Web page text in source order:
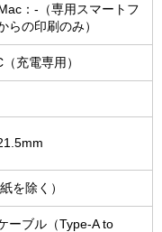
：-（専用スマートフ
らの印刷のみ）
充電専用）
を除く）
ーブル（Type-A to